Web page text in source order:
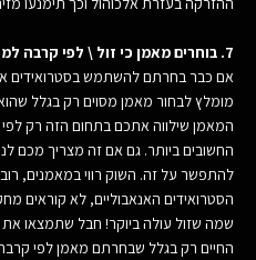
7. בוחרים מאמן כי זול \ לפי קרבה למקום המגורים
אם כבר בחרתם להשתמש בסטרואידים
מומלץ לבחור מאמן מסוים רק בגלל
המאמן שילווה אתכם בתחום הזה רק לפי
החשובים ביותר. גם אם זה מצריך מכם
להתפשר על זה. השוק רווי במאמנים,
הסטרואידים האנאבוליים, לא קוראים
שמה שזול עולה ביוקר! חבל שתמצאו
החיים רק בגלל שבחרתם מאמן לפי קרבה